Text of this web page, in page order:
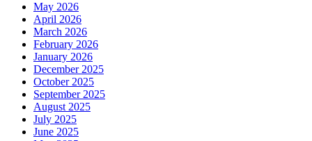
May 2026
April 2026
March 2026
February 2026
January 2026
December 2025
October 2025
September 2025
August 2025
July 2025
June 2025